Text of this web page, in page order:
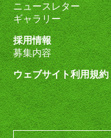
ニュースレター
ギャラリー
採用情報
募集内容
ウェブサイト利用規約